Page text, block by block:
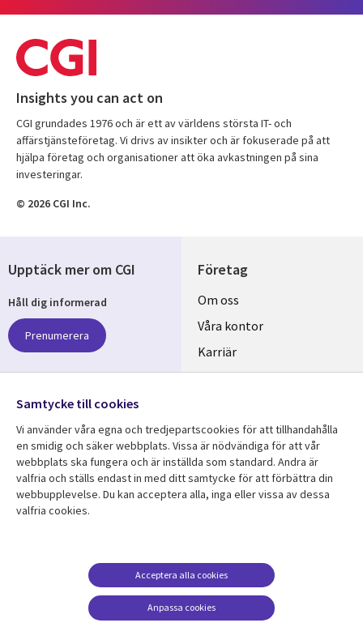
Insights you can act on
CGI grundades 1976 och är ett av världens största IT- och
affärstjänsteföretag. Vi drivs av insikter och är fokuserade på att
hjälpa företag och organisationer att öka avkastningen på sina
investeringar.
© 2026 CGI Inc.
Företag
Useful
links
SWEDEN
Om oss
Våra kontor
Karriär
Hållbarhet
Resurscenter
SWEDEN
SWEDEN
dataskydd
Accessibility
Terms of Use
Upptäck mer om CGI
Håll dig informerad
Prenumerera
Följ oss
Social
Media
SWEDEN
Samtycke till cookies
Vi använder våra egna och tredjepartscookies för att tillhandahålla
en smidig och säker webbplats. Vissa är nödvändiga för att vår
webbplats ska fungera och är inställda som standard. Andra är
valfria och ställs endast in med ditt samtycke för att förbättra din
webbupplevelse. Du kan acceptera alla, inga eller vissa av dessa
valfria cookies.
Anpassa cookies
Acceptera alla cookies